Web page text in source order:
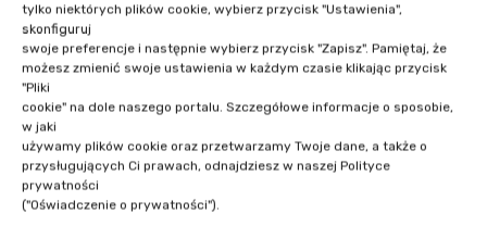
tylko niektórych plików cookie, wybierz przycisk "Ustawienia",
skonfiguruj
swoje preferencje i następnie wybierz przycisk "Zapisz". Pamiętaj, że
możesz zmienić swoje ustawienia w każdym czasie klikając przycisk
"Pliki
cookie" na dole naszego portalu. Szczegółowe informacje o sposobie,
w jaki
używamy plików cookie oraz przetwarzamy Twoje dane, a także o
przysługujących Ci prawach, odnajdziesz w naszej Polityce
prywatności
("Oświadczenie o prywatności").
NASI PRELEGENCI